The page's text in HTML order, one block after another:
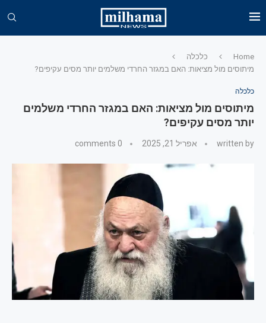
Home
כלכלה
מיתוסים מול מציאות: האם במגזר החרדי משלמים יותר מסים עקיפים?
כלכלה
מיתוסים מול מציאות: האם במגזר החרדי משלמים
יותר מסים עקיפים?
written by אפריל 21, 2025 0 comments